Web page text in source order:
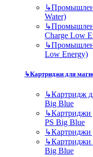
↳
Water)
↳
Charge Low
↳
Low Energy)
↳Картриджи для
↳Картридж
Big Blue
↳Картриджи
PS Big Blue
↳Картриджи
↳Картриджи
Big Blue